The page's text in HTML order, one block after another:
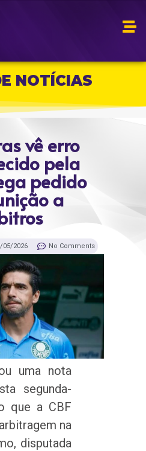
NOTÍCIAS
vê erro
pela
pedido
a
05/2026 No Comments
uma nota
segunda-
que a CBF
na
disputada